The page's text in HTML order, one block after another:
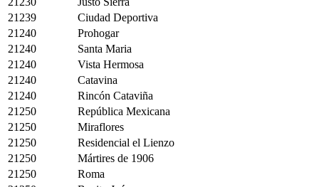
21239
Ciudad Deportiva
21240
Prohogar
21240
Santa Maria
21240
Vista Hermosa
21240
Catavina
21240
Rincón Cataviña
21250
República Mexicana
21250
Miraflores
21250
Residencial el Lienzo
21250
Mártires de 1906
21250
Roma